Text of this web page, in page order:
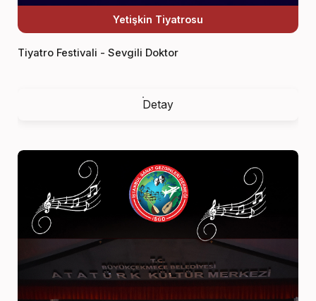
Yetişkin Tiyatrosu
Tiyatro Festivali - Sevgili Doktor
Detay